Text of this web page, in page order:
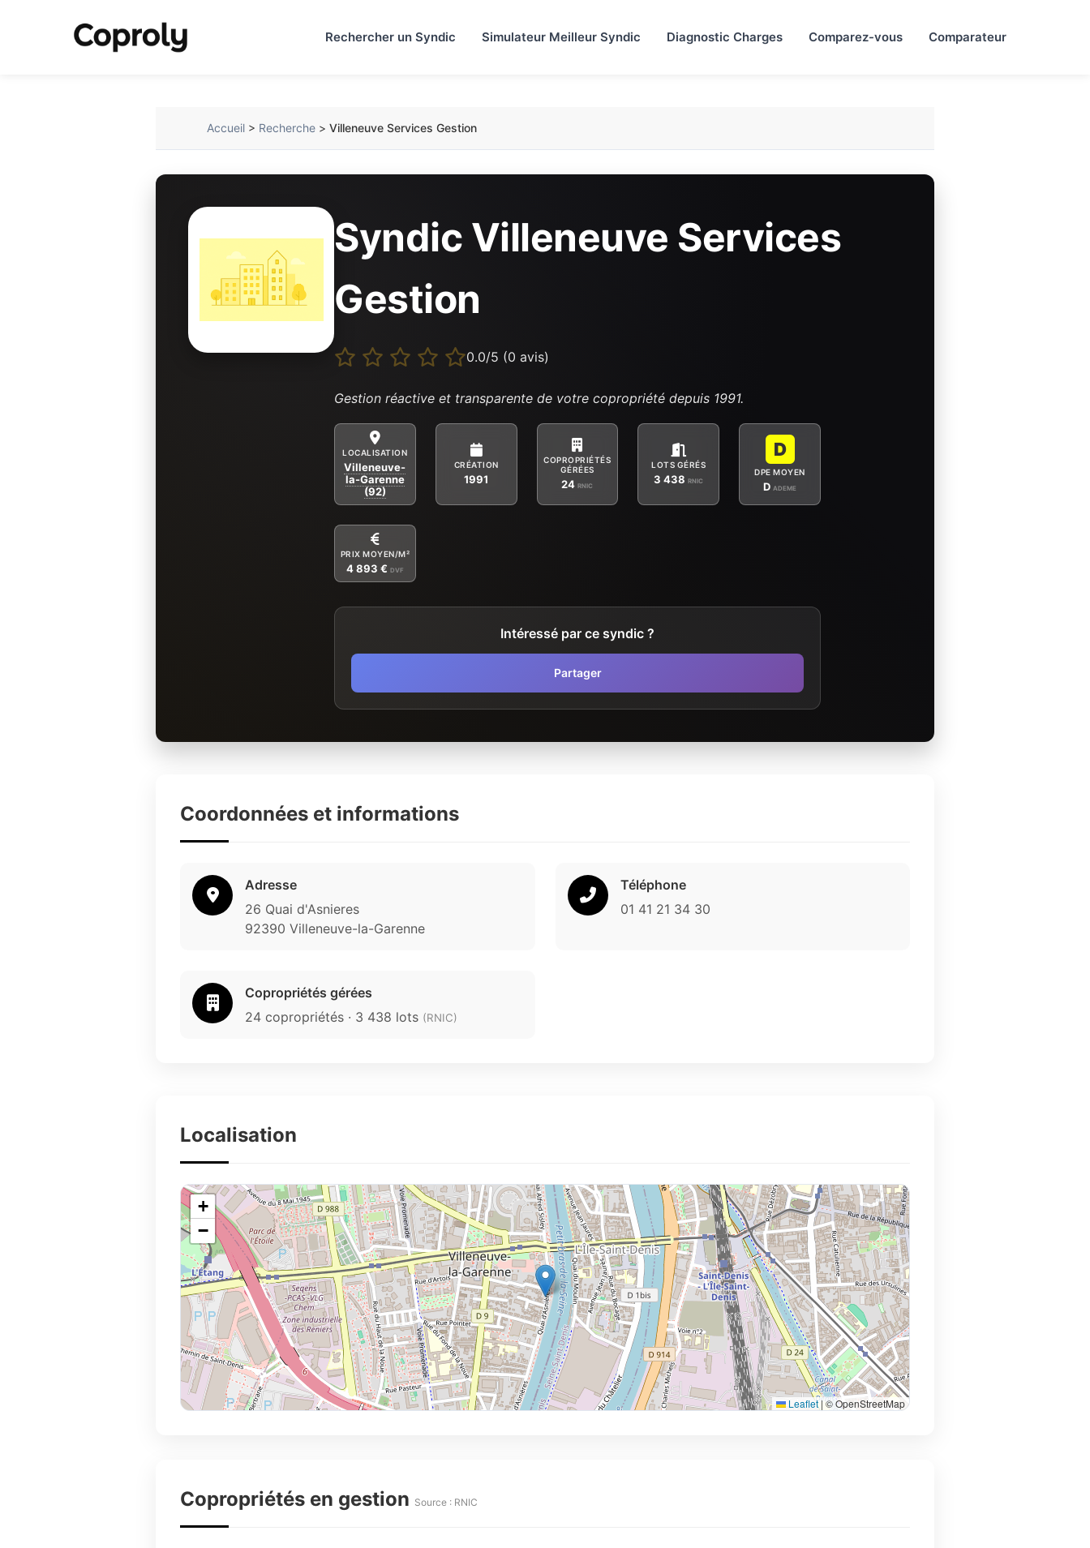
Rechercher un Syndic Simulateur Meilleur Syndic Diagnostic Charges Comparez-vous Comparateur
Accueil > Recherche > Villeneuve Services Gestion
Syndic Villeneuve Services
Gestion
0.0/5 (0 avis)
Gestion réactive et transparente de votre copropriété depuis 1991.
LOCALISATION
Villeneuve-
la-Garenne
(92)
CRÉATION
1991
COPROPRIÉTÉS
GÉRÉES
24RNIC
LOTS GÉRÉS
3 438RNIC
D
DPE MOYEN
DADEME
PRIX MOYEN/M²
4 893 € DVF
Intéressé par ce syndic ?
Partager
Coordonnées et informations
Adresse
26 Quai d'Asnieres
92390 Villeneuve-la-Garenne
Téléphone
01 41 21 34 30
Copropriétés gérées
24 copropriétés · 3 438 lots (RNIC)
Localisation
+
−
Leaflet|© OpenStreetMap
Copropriétés en gestion Source : RNIC